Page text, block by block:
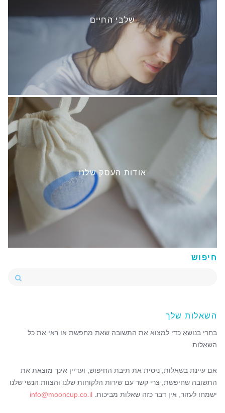
שלבי החיים
אודות העסק שלנו
חיפוש
השאלות שלך
בחרי בנושא כדי למצוא את התשובה שאת מחפשת או ראי את כל
השאלות
אם עיינת בשאלות, ניסית את תיבת החיפוש, ועדיין אינך מוצאת את
התשובה שחיפשת, צרי קשר עם שירות הלקוחות שלנו והצוות הנשי שלנו
ישמחו לעזור, אין דבר כזה שאלות מביכות. info@mooncup.co.il